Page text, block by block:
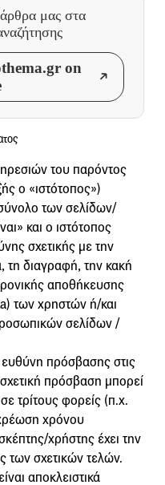
μας στα
on
του παρόντος
ο «ιστότοπος»)
σύνολο των σελίδων/
και ο ιστότοπος
σχετικής με την
τη διαγραφή, την κακή
αποθήκευσης
των χρηστών ή/και
σελίδων /
πρόσβασης στις
πρόσβαση μπορεί
τρίτους φορείς (π.χ.
χρόνου
χρήστης έχει την
των σχετικών τελών.
αποκλειστικά